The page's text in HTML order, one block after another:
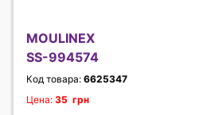
MOULINEX
SS-994574
Код товара: 6625347
Цена: 35 грн